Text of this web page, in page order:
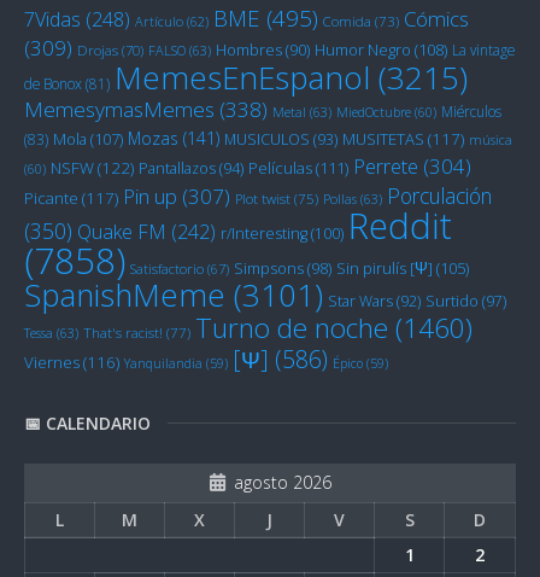
7Vidas (248) Artículo (62) BME (495) Comida (73) Cómics
(309) Drojas (70) FALSO (63) Hombres(90) Humor Negro (108) La vintage
de Bonox(81) MemesEnEspanol (3215)
MemesymasMemes (338) Metal (63) MiedOctubre (60) Miérculos
(83) Mola (107) Mozas (141) MUSICULOS (93) MUSITETAS (117) música
(60) NSFW(122) Pantallazos(94) Películas(111) Perrete (304)
Picante (117) Pin up (307) Plot twist (75) Pollas (63) Porculación
(350) Quake FM (242) r/Interesting(100) Reddit
(7858) Satisfactorio (67) Simpsons(98) Sin pirulís [Ψ] (105)
SpanishMeme (3101) Star Wars(92) Surtido (97)
Tessa (63) That's racist! (77) Turno de noche (1460)
Viernes(116) Yanquilandia (59) [Ψ] (586) Épico (59)
📅 CALENDARIO
agosto 2026
L
M X J V S
D
1
2